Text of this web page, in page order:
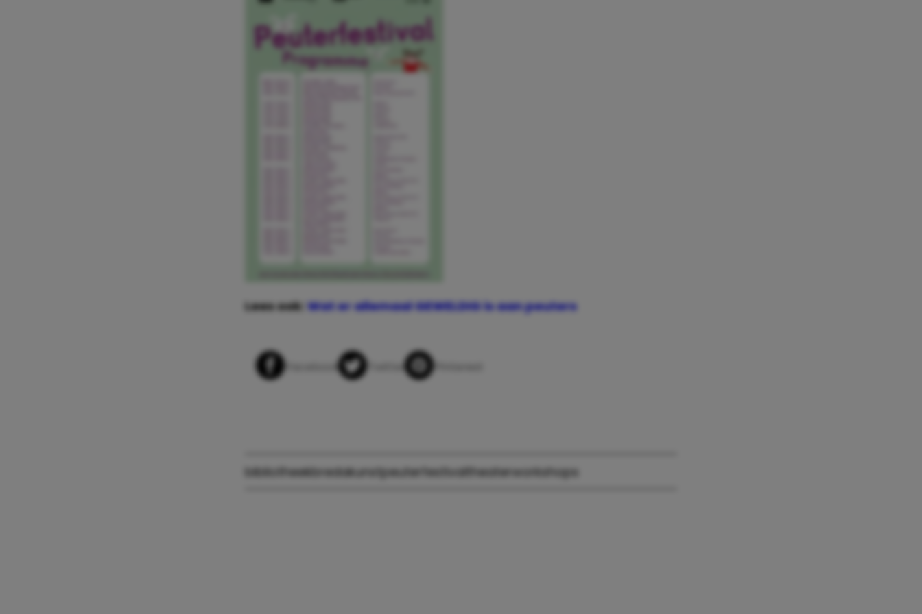
Lees ook: Wat er allemaal GEWELDIG is aan peuters
Whatsapp
bibliotheekbredakunstpeuterfestivaltheaterworkshops